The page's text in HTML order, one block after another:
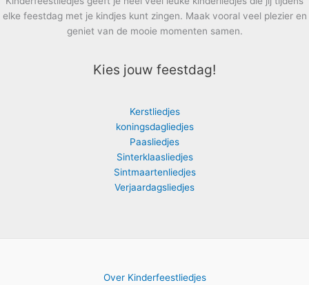
elke feestdag met je kindjes kunt zingen. Maak vooral veel plezier en
geniet van de mooie momenten samen.
Kies jouw feestdag!
Kerstliedjes
koningsdagliedjes
Paasliedjes
Sinterklaasliedjes
Sintmaartenliedjes
Verjaardagsliedjes
Over Kinderfeestliedjes